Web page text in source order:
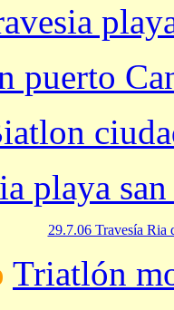
puerto
playa
29.7.06 Travesía Ria
Triatlón